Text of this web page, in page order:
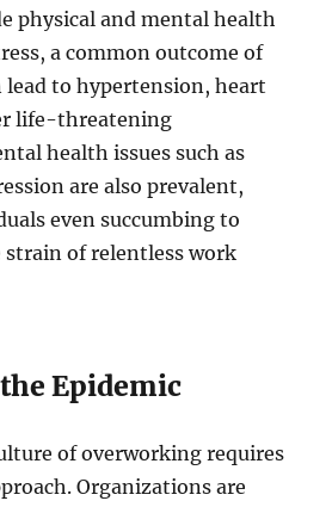
physical and mental health
a common outcome of
lead to hypertension, heart
life-threatening
health issues such as
are also prevalent,
even succumbing to
strain of relentless work
Epidemic
of overworking requires
Organizations are